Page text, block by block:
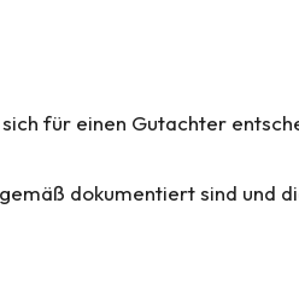
für einen Gutachter
dokumentiert sind und